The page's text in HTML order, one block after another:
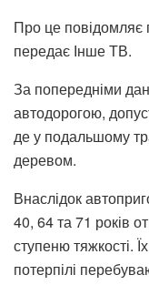
Про це повідомляє
передає Інше ТВ.
За попередніми
автодорогою,
де у подальшому
деревом.
Внаслідок
40, 64 та 71 років
ступеню тяжкості.
потерпілі